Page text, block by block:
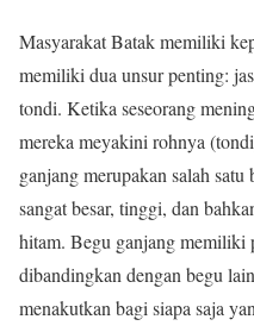
Masyarakat Batak memiliki
memiliki dua unsur penting:
tondi. Ketika seseorang
mereka meyakini rohnya
ganjang merupakan salah
sangat besar, tinggi, dan
hitam. Begu ganjang memiliki
dibandingkan dengan begu
menakutkan bagi siapa saja